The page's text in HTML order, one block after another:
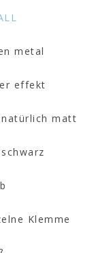
metal
effekt
matt
Klemme